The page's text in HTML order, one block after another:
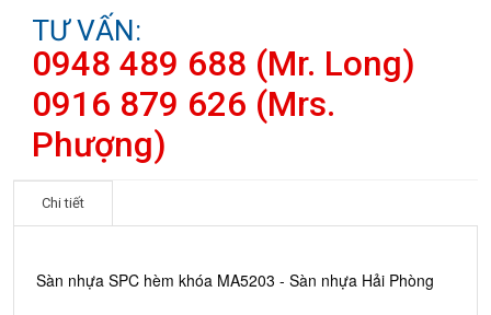
TƯ VẤN:
0948 489 688 (Mr. Long)
0916 879 626 (Mrs.
Phượng)
Chi tiết
Sàn nhựa SPC hèm khóa MA5203 - Sàn nhựa Hải Phòng